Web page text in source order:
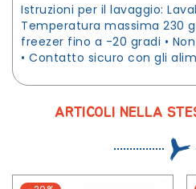
Istruzioni per il lavaggio:
Temperatura massima 230
freezer fino a -20 gradi •
• Contatto sicuro con gli
ARTICOLI NELLA